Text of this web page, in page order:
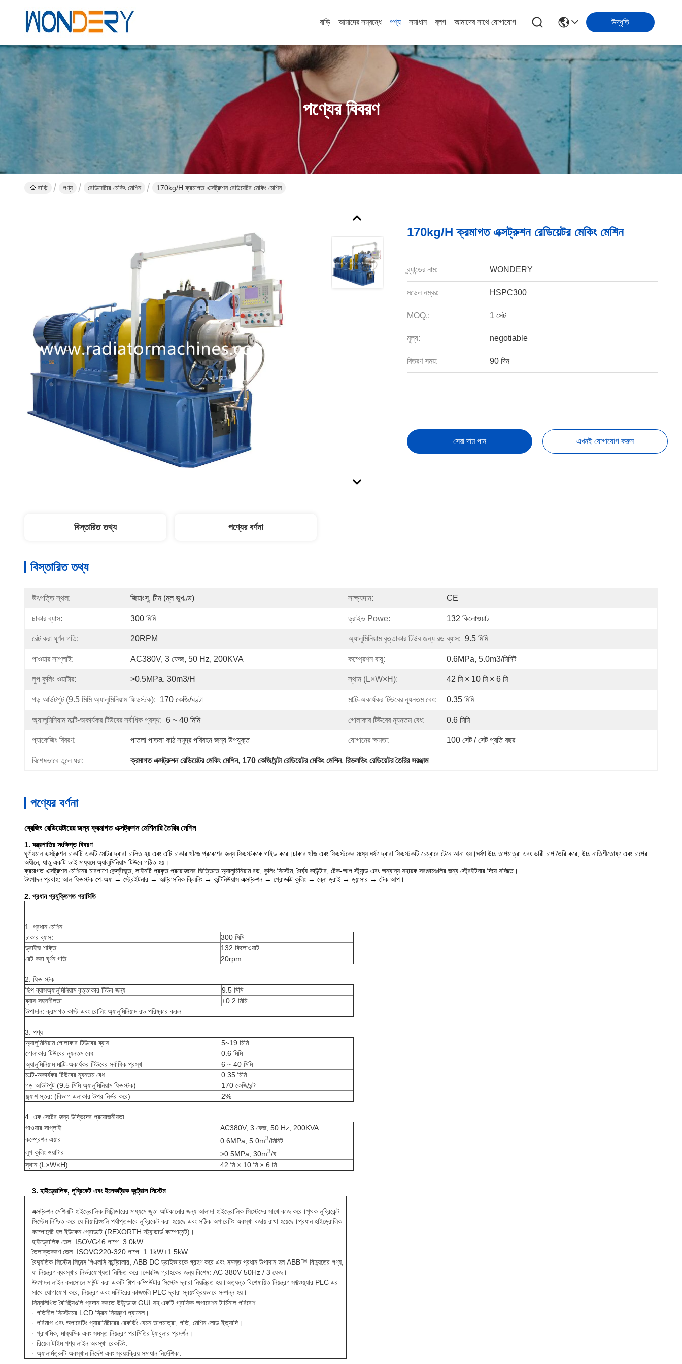
বাড়ি আমাদের সম্বন্ধে পণ্য সমাধান ব্লগ আমাদের সাথে যোগাযোগ উদ্ধৃতি
পণ্যের বিবরণ
বাড়ি পণ্য রেডিয়েটার মেকিং মেশিন 170kg/H ক্রমাগত এক্সট্রুশন রেডিয়েটর মেকিং মেশিন
170kg/H ক্রমাগত এক্সট্রুশন রেডিয়েটর মেকিং মেশিন
ব্র্যান্ডের নাম: WONDERY
মডেল নম্বর: HSPC300
MOQ.: 1 সেট
মূল্য: negotiable
বিতরণ সময়: 90 দিন
সেরা দাম পান এখনই যোগাযোগ করুন
বিস্তারিত তথ্য পণ্যের বর্ণনা
বিস্তারিত তথ্য
উৎপত্তি স্থল: জিয়াংসু, চীন (মূল ভূখণ্ড) সাক্ষ্যদান: CE
চাকার ব্যাস: 300 মিমি ড্রাইভ Powe: 132 কিলোওয়াট
রেট করা ঘূর্ণন গতি: 20RPM অ্যালুমিনিয়াম বৃত্তাকার টিউব জন্য রড ব্যাস: 9.5 মিমি
পাওয়ার সাপ্লাই: AC380V, 3 ফেজ, 50 Hz, 200KVA কম্প্রেশন বায়ু: 0.6MPa, 5.0m3/মিনিট
লুপ কুলিং ওয়াটার: >0.5MPa, 30m3/h স্থান (L×W×H): 42 মি × 10 মি × 6 মি
গড় আউটপুট (9.5 মিমি অ্যালুমিনিয়াম ফিডস্টক): 170 কেজি/ঘণ্টা মাল্টি-অকার্যকর টিউবের ন্যূনতম বেধ: 0.35 মিমি
অ্যালুমিনিয়াম মাল্টি-অকার্যকর টিউবের সর্বাধিক প্রস্থ: 6 ~ 40 মিমি গোলাকার টিউবের ন্যূনতম বেধ: 0.6 মিমি
প্যাকেজিং বিবরণ: পাতলা পাতলা কাঠ সমুদ্র পরিবহন জন্য উপযুক্ত যোগানের ক্ষমতা: 100 সেট / সেট প্রতি বছর
বিশেষভাবে তুলে ধরা: ক্রমাগত এক্সট্রুশন রেডিয়েটর মেকিং মেশিন, 170 কেজি/ঘন্টা রেডিয়েটর মেকিং মেশিন, রিভলভিং রেডিয়েটর তৈরির সরঞ্জাম
পণ্যের বর্ণনা
ব্রেজিং রেডিয়েটারের জন্য ক্রমাগত এক্সট্রুশন মেশিনারি তৈরির মেশিন
1. যন্ত্রপাতির সংক্ষিপ্ত বিবরণ
ঘূর্ণায়মান এক্সট্রুশন চাকাটি একটি মোটর দ্বারা চালিত হয় এবং এটি চাকার খাঁজে প্রবেশের জন্য ফিডস্টককে গাইড করে।চাকার খাঁজ এবং ফিডস্টকের মধ্যে ঘর্ষণ দ্বারা ফিডস্টকটি চেম্বারে টেনে আনা হয়।ঘর্ষণ উচ্চ তাপমাত্রা এবং ভারী চাপ তৈরি করে, উচ্চ নাতিশীতোষ্ণ এবং চাপের
অধীনে, ধাতু একটি ডাই মাধ্যমে অ্যালুমিনিয়াম টিউবে গঠিত হয়।
ক্রমাগত এক্সট্রুশন মেশিনের চারপাশে কেন্দ্রীভূত, লাইনটি প্রকৃত প্রয়োজনের ভিত্তিতে অ্যালুমিনিয়াম রড, কুলিং সিস্টেম, দৈর্ঘ্য কাউন্টার, টেক-আপ স্ট্যান্ড এবং অন্যান্য সহায়ক সরঞ্জামগুলির জন্য স্ট্রেইটনার দিয়ে সজ্জিত।
উৎপাদন প্রবাহ: আল ফিডস্টক পে-অফ → স্ট্রেইটনার → আল্ট্রাসনিক ক্লিনিং → কন্টিনিউয়াস এক্সট্রুশন → প্রোডাক্ট কুলিং → ব্লো ড্রাই → ড্যান্সার → টেক আপ।
2. প্রধান প্রযুক্তিগত পরামিতি
1. প্রধান মেশিন
চাকার ব্যাস:
300 মিমি
ড্রাইভ শক্তি:
132 কিলোওয়াট
রেট করা ঘূর্ণন গতি:
20rpm
2. ফিড স্টক
ছিপ ব্যাসঅ্যালুমিনিয়াম বৃত্তাকার টিউব জন্য
9.5 মিমি
ব্যাস সহনশীলতা
±0.2 মিমি
উপাদান: ক্রমাগত কাস্ট এবং রোলিং অ্যালুমিনিয়াম রড পরিষ্কার করুন
3. পণ্য
অ্যালুমিনিয়াম গোলাকার টিউবের ব্যাস
5~19 মিমি
গোলাকার টিউবের ন্যূনতম বেধ
0.6 মিমি
অ্যালুমিনিয়াম মাল্টি-অকার্যকর টিউবের সর্বাধিক প্রস্থ
6 ~ 40 মিমি
মাল্টি-অকার্যকর টিউবের ন্যূনতম বেধ
0.35 মিমি
গড় আউটপুট (9.5 মিমি অ্যালুমিনিয়াম ফিডস্টক)
170 কেজি/ঘন্টা
ফ্ল্যাশ স্তর: (বিভাগ এলাকার উপর নির্ভর করে)
2%
4. এক সেটের জন্য উদ্ভিদের প্রয়োজনীয়তা
পাওয়ার সাপ্লাই
AC380V, 3 ফেজ, 50 Hz, 200KVA
কম্প্রেশন এয়ার
0.6MPa, 5.0m3/মিনিট
লুপ কুলিং ওয়াটার
>0.5MPa, 30m3/ঘ
স্থান (L×W×H)
42 মি × 10 মি × 6 মি
3. হাইড্রোলিক, লুব্রিকেট এবং ইলেকট্রিক কন্ট্রোল সিস্টেম
এক্সট্রুশন মেশিনটি হাইড্রোলিক সিলিন্ডারের মাধ্যমে জুতা আটকানোর জন্য আলাদা হাইড্রোলিক সিস্টেমের সাথে কাজ করে।পৃথক লুব্রিকেন্ট
সিস্টেম নিশ্চিত করে যে বিয়ারিংগুলি পর্যাপ্তভাবে লুব্রিকেট করা হয়েছে এবং সঠিক অপারেটিং অবস্থা বজায় রাখা হয়েছে।প্রধান হাইড্রোলিক
কম্পোনেন্ট হল ইউকেন প্রোডাক্ট (REXORTH স্ট্যান্ডার্ড কম্পোনেন্ট)।
হাইড্রোলিক তেল: ISOVG46 পাম্প: 3.0kW
তৈলাক্তকরণ তেল: ISOVG220-320 পাম্প: 1.1kW+1.5kW
বৈদ্যুতিক সিস্টেম সিমেন্স পিএলসি কন্ট্রোলার, ABB DC ড্রাইভারকে গ্রহণ করে এবং সমস্ত প্রধান উপাদান হল ABB™ বিদ্যুতের পণ্য,
যা নিয়ন্ত্রণ ব্যবস্থার নির্ভরযোগ্যতা নিশ্চিত করে।ভোল্টেজ গ্রাহকের জন্য বিশেষ: AC 380V 50Hz / 3 ফেজ।
উৎপাদন লাইন কনসোলে মাউন্ট করা একটি শিল্প কম্পিউটার সিস্টেম দ্বারা নিয়ন্ত্রিত হয়।অত্যন্ত বিশেষায়িত নিয়ন্ত্রণ সফ্টওয়্যার PLC এর
সাথে যোগাযোগ করে, নিয়ন্ত্রণ এবং মনিটরের কাজগুলি PLC দ্বারা স্বয়ংক্রিয়ভাবে সম্পন্ন হয়।
নিম্নলিখিত বৈশিষ্ট্যগুলি প্রদান করতে উইন্ডোজ GUI সহ একটি গ্রাফিক অপারেশন টার্মিনাল পরিবেশ:
· গতিশীল সিস্টেমের LCD স্ক্রিন নিয়ন্ত্রণ প্যানেল।
· পরিমাপ এবং অপারেটিং প্যারামিটারের রেকর্ডিং যেমন তাপমাত্রা, গতি, মেশিন লোড ইত্যাদি।
· প্রাথমিক, মাধ্যমিক এবং সমস্ত নিয়ন্ত্রণ পরামিতির ট্যাবুলার প্রদর্শন।
· রিয়েল টাইম পণ্য লাইন অবস্থা রেকর্ডিং.
· অ্যালার্মত্রুটি অবস্থান নির্দেশ এবং স্বয়ংক্রিয় সমাধান নির্দেশিকা.